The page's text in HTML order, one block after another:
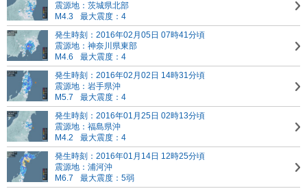
震源地：茨城県北部
M4.3
最大震度：4
発生時刻：2016年02月05日 07時41分頃
震源地：神奈川県東部
M4.6
最大震度：4
発生時刻：2016年02月02日 14時31分頃
震源地：岩手県沖
M5.7
最大震度：4
発生時刻：2016年01月25日 02時13分頃
震源地：福島県沖
M4.2
最大震度：4
発生時刻：2016年01月14日 12時25分頃
震源地：浦河沖
M6.7
最大震度：5弱